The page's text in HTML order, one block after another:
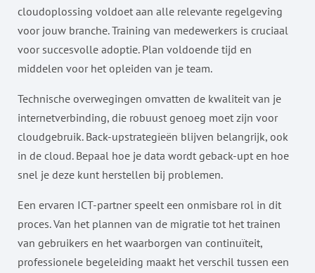
cloudoplossing voldoet aan alle relevante regelgeving
voor jouw branche. Training van medewerkers is cruciaal
voor succesvolle adoptie. Plan voldoende tijd en
middelen voor het opleiden van je team.
Technische overwegingen omvatten de kwaliteit van je
internetverbinding, die robuust genoeg moet zijn voor
cloudgebruik. Back-upstrategieën blijven belangrijk, ook
in de cloud. Bepaal hoe je data wordt geback-upt en hoe
snel je deze kunt herstellen bij problemen.
Een ervaren ICT-partner speelt een onmisbare rol in dit
proces. Van het plannen van de migratie tot het trainen
van gebruikers en het waarborgen van continuïteit,
professionele begeleiding maakt het verschil tussen een